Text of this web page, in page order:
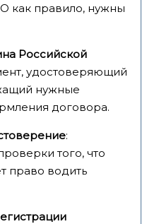
как правило, нужны
Российской
удостоверяющий
нужные
договора.
:
того, что
право водить